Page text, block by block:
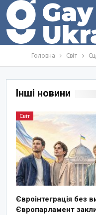
Головна Світ
Інші новини
Світ
Євроінтеграція без
Європарламент